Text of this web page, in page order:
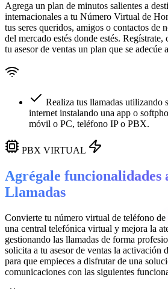
Agrega un plan de minutos salientes a
internacionales a tu Número Virtual de
tus seres queridos, amigos o contactos de
del mercado estés donde estés.
tu asesor de ventas un plan que se adecúe
Realiza tus llamadas utilizando
internet instalando una app o
móvil o PC, teléfono IP o PBX.
PBX VIRTUAL
Agrégale funcionalidades
Llamadas
Convierte tu número virtual de teléfono de
una central telefónica virtual y mejora la
gestionando las llamadas de forma
solicita a tu asesor de ventas la activación
para que empieces a disfrutar de una
comunicaciones con las siguientes